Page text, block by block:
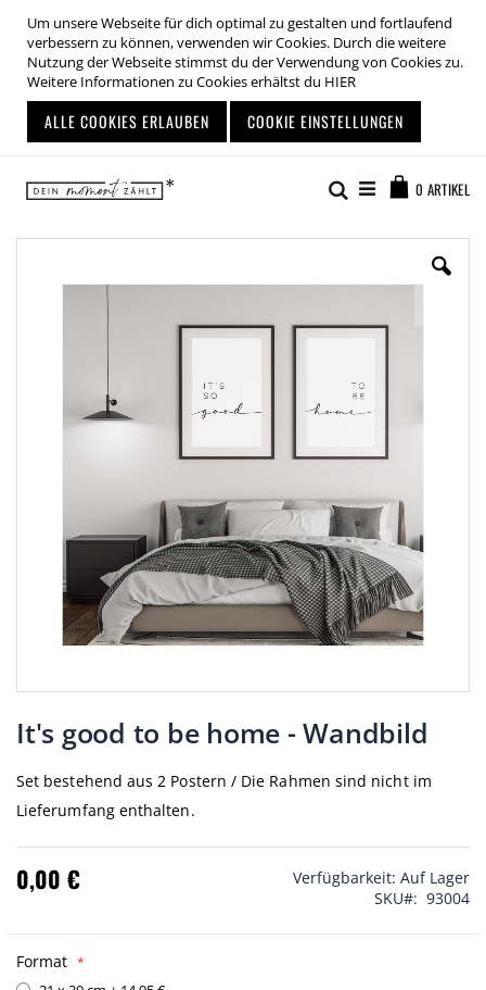
Um unsere Webseite für dich optimal zu gestalten und fortlaufend
verbessern zu können, verwenden wir Cookies. Durch die weitere
Nutzung der Webseite stimmst du der Verwendung von Cookies zu.
Weitere Informationen zu Cookies erhältst du HIER
ALLE COOKIES ERLAUBEN COOKIE EINSTELLUNGEN
Inhalt
springen
0 ARTIKEL
Suche
Anfang
der
springen
It's good to be home - Wandbild
Set bestehend aus 2 Postern / Die Rahmen sind nicht im
Lieferumfang enthalten.
0,00 € Verfügbarkeit: Auf Lager
SKU
93004
Format